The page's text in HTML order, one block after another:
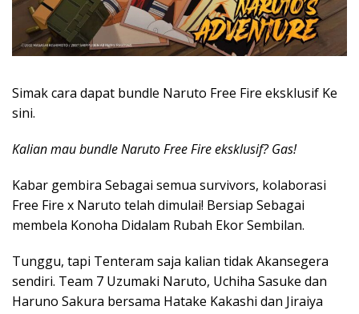
Simak cara dapat bundle Naruto Free Fire eksklusif Ke
sini.
Kalian mau bundle Naruto Free Fire eksklusif? Gas!
Kabar gembira Sebagai semua survivors, kolaborasi
Free Fire x Naruto telah dimulai! Bersiap Sebagai
membela Konoha Didalam Rubah Ekor Sembilan.
Tunggu, tapi Tenteram saja kalian tidak Akansegera
sendiri. Team 7 Uzumaki Naruto, Uchiha Sasuke dan
Haruno Sakura bersama Hatake Kakashi dan Jiraiya